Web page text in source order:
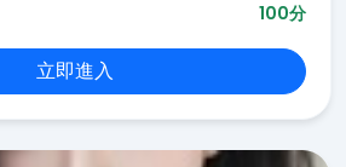
100分
立即進入